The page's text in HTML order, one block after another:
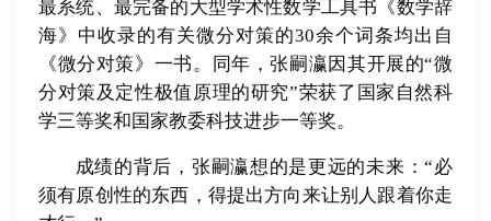
最系统、最完备的大型学术性数学工具书《数学辞
海》中收录的有关微分对策的30余个词条均出自
《微分对策》一书。同年，张嗣瀛因其开展的“微
分对策及定性极值原理的研究”荣获了国家自然科
学三等奖和国家教委科技进步一等奖。
成绩的背后，张嗣瀛想的是更远的未来：“必
须有原创性的东西，得提出方向来让别人跟着你走